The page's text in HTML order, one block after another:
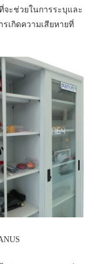
จะช่วยในการระบุและ
เกิดความเสียหายที่